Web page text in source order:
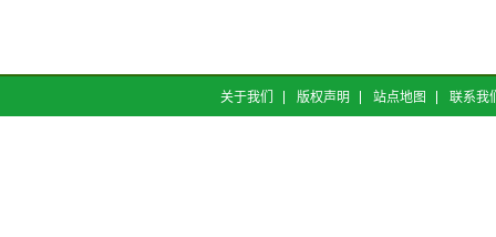
关于我们 版权声明 站点地图 联系我